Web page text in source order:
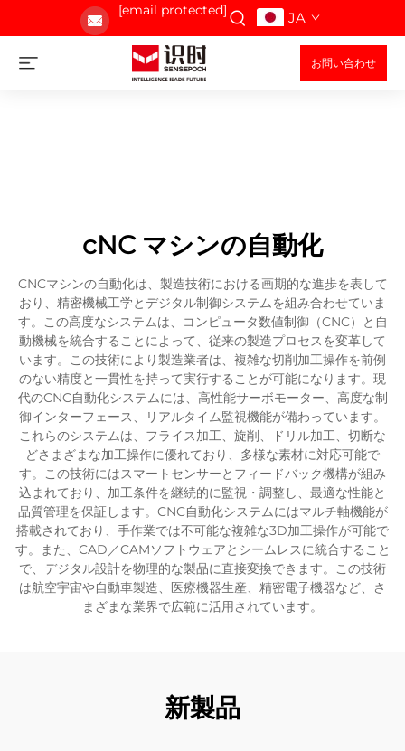
[email protected] JA
お問い合わせ
cNC マシンの自動化
CNCマシンの自動化は、製造技術における画期的な進歩を表して
おり、精密機械工学とデジタル制御システムを組み合わせていま
す。この高度なシステムは、コンピュータ数値制御（CNC）と自
動機械を統合することによって、従来の製造プロセスを変革して
います。この技術により製造業者は、複雑な切削加工操作を前例
のない精度と一貫性を持って実行することが可能になります。現
代のCNC自動化システムには、高性能サーボモーター、高度な制
御インターフェース、リアルタイム監視機能が備わっています。
これらのシステムは、フライス加工、旋削、ドリル加工、切断な
どさまざまな加工操作に優れており、多様な素材に対応可能で
す。この技術にはスマートセンサーとフィードバック機構が組み
込まれており、加工条件を継続的に監視・調整し、最適な性能と
品質管理を保証します。CNC自動化システムにはマルチ軸機能が
搭載されており、手作業では不可能な複雑な3D加工操作が可能で
す。また、CAD／CAMソフトウェアとシームレスに統合すること
で、デジタル設計を物理的な製品に直接変換できます。この技術
は航空宇宙や自動車製造、医療機器生産、精密電子機器など、さ
まざまな業界で広範に活用されています。
新製品